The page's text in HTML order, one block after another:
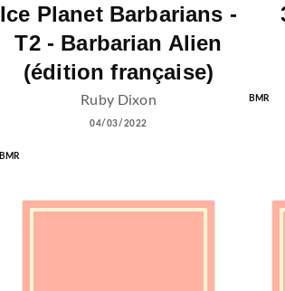
Ice Planet Barbarians -
T2 - Barbarian Alien
(édition française)
Ruby Dixon
04/03/2022
BMR
BMR